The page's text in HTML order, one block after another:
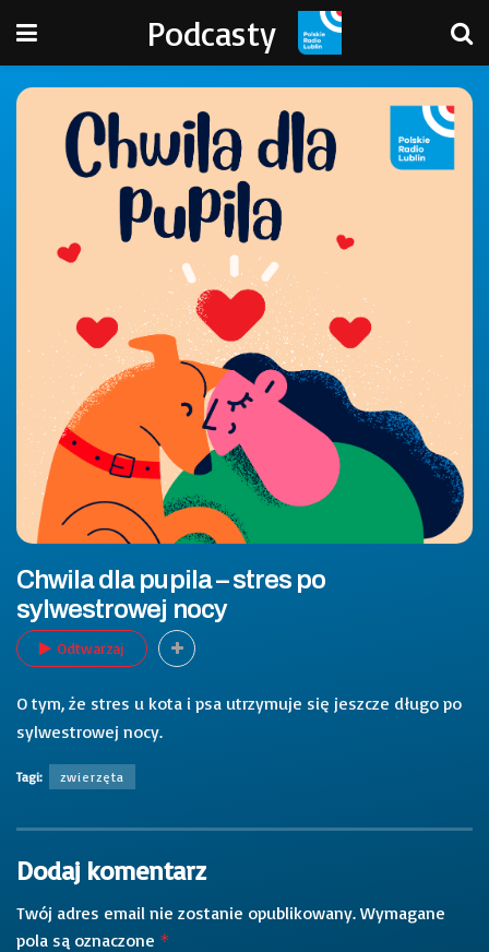
Podcasty
Chwila dla pupila – stres po
sylwestrowej nocy
Odtwarzaj
O tym, że stres u kota i psa utrzymuje się jeszcze długo po
sylwestrowej nocy.
Tagi: zwierzęta
Dodaj komentarz
Twój adres email nie zostanie opublikowany. Wymagane
pola są oznaczone *